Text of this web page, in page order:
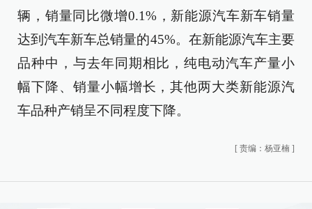
辆，销量同比微增0.1%，新能源汽车新车销量
达到汽车新车总销量的45%。在新能源汽车主要
品种中，与去年同期相比，纯电动汽车产量小
幅下降、销量小幅增长，其他两大类新能源汽
车品种产销呈不同程度下降。
[ 责编：杨亚楠 ]